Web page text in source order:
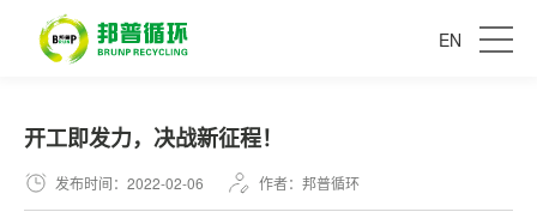
EN
开工即发力，决战新征程！
发布时间：2022-02-06 作者：邦普循环